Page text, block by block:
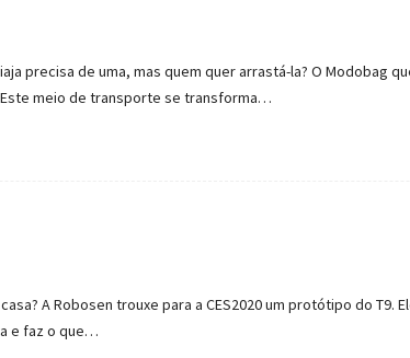
precisa de uma, mas quem quer arrastá-la? O Modobag
meio de transporte se transforma…
A Robosen trouxe para a CES2020 um protótipo do T9.
e faz o que…